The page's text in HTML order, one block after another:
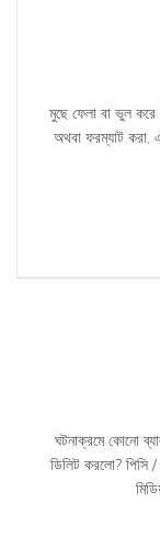
মুছে ফেলা বা ভুল করে
অথবা ফরম্যাট করা,
ঘটনাক্রমে কোনো
ডিলিট করলো? পিসি